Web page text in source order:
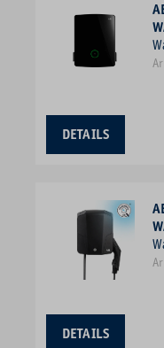
DETAILS
DETAILS